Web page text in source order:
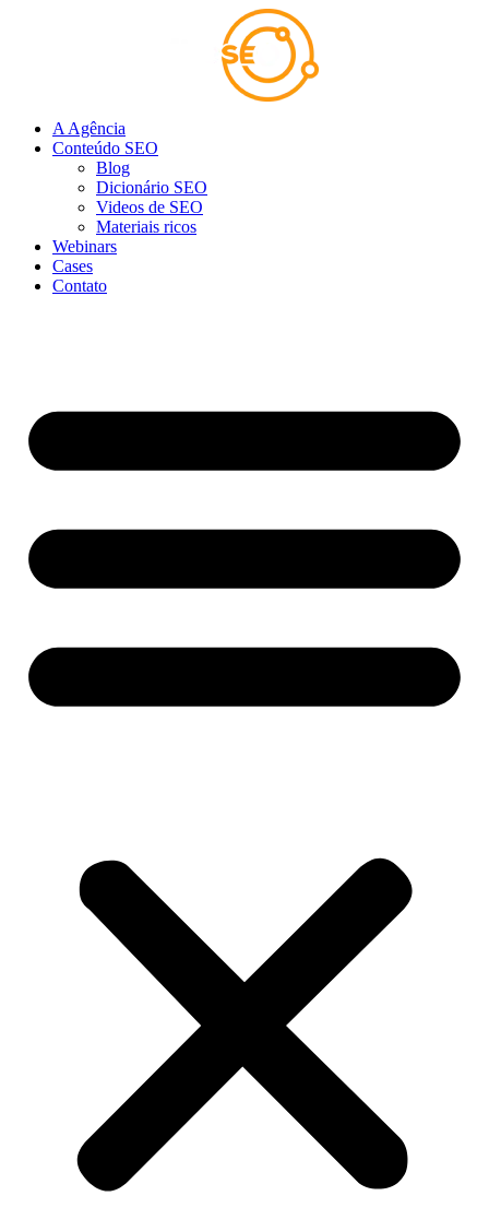
A Agência
Conteúdo SEO
Blog
Dicionário SEO
Videos de SEO
Materiais ricos
Webinars
Cases
Contato